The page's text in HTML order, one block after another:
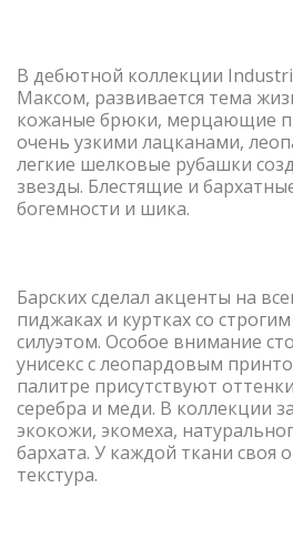
В дебютной коллекции
Максом, развивается тема
кожаные брюки, мерцающие
очень узкими лацканами,
легкие шелковые рубашки
звезды. Блестящие и
богемности и шика.
Барских сделал акценты на
пиджаках и куртках со
силуэтом. Особое внимание
унисекс с леопардовым
палитре присутствуют
серебра и меди. В коллекции
экокожи, экомеха,
бархата. У каждой ткани своя
текстура.